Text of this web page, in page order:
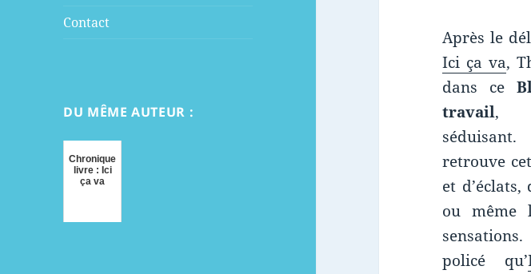
Contact
DU MÊME AUTEUR :
Chronique
livre : Ici
ça va
Après le
Ici ça va,
dans ce
travail,
retrouve
et d’éclats,
ou même
policé qu’